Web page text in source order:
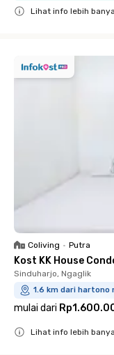
Lihat info lebih
Coliving • Putra
Kost KK House
Sinduharjo, Ngaglik
1.6 km dari hartono
mulai dari
Lihat info lebih